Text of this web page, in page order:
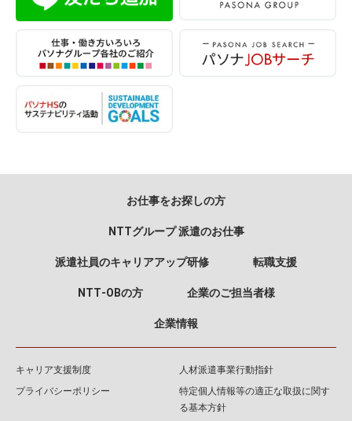
お仕事をお探しの方
NTTグループ 派遣のお仕事
派遣社員のキャリアアップ研修 転職支援
NTT‐OBの方 企業のご担当者様
企業情報
キャリア支援制度
人材派遣事業行動指針
プライバシーポリシー
特定個人情報等の適正な取扱に関す
る基本方針